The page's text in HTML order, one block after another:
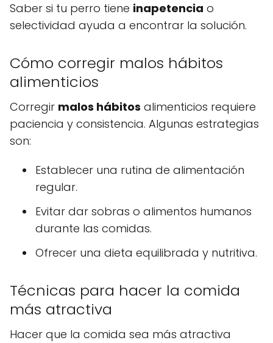
Saber si tu perro tiene inapetencia o
selectividad ayuda a encontrar la solución.
Cómo corregir malos hábitos
alimenticios
Corregir malos hábitos alimenticios requiere
paciencia y consistencia. Algunas estrategias
son:
Establecer una rutina de alimentación
regular.
Evitar dar sobras o alimentos humanos
durante las comidas.
Ofrecer una dieta equilibrada y nutritiva.
Técnicas para hacer la comida
más atractiva
Hacer que la comida sea más atractiva